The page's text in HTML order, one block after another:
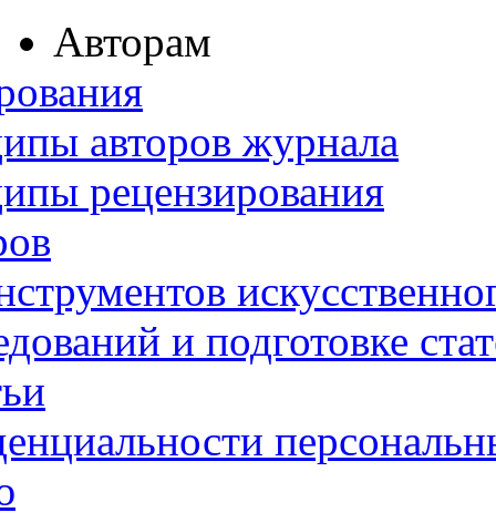
Авторам
авторов журнала
рецензирования
и подготовке